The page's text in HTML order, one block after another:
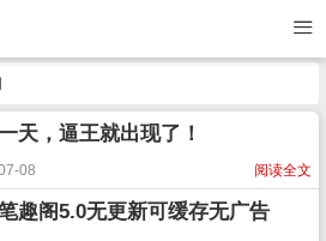
天，逼王就出现了！
阅读全文
08
趣阁5.0无更新可缓存无广告